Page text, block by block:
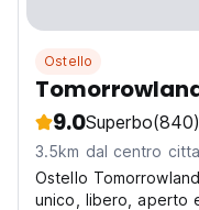
Ostello
9.0Superbo(840)
3.5km dal centro citta
Ostello
unico, libero, aperto